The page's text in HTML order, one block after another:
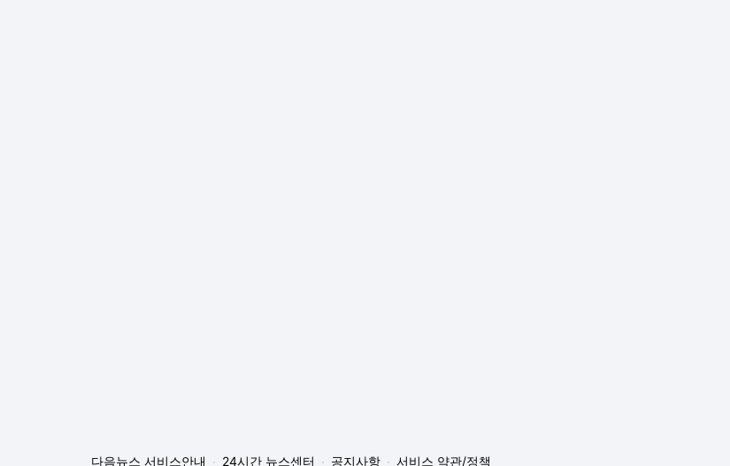
다음뉴스 서비스안내 24시간 뉴스센터 공지사항 서비스 약관/정책